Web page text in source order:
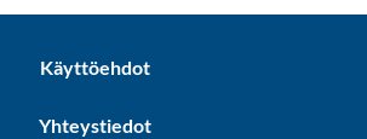
Käyttöehdot
Yhteystiedot